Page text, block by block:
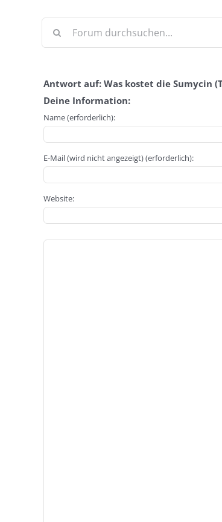
Antwort auf: Was kostet die Sumycin
Deine Information:
Name (erforderlich):
E-Mail (wird nicht angezeigt) (erforderlich):
Website: